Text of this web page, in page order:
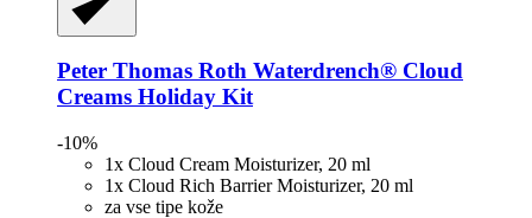
Peter Thomas Roth Waterdrench® Cloud
Creams Holiday Kit
-10%
1x Cloud Cream Moisturizer, 20 ml
1x Cloud Rich Barrier Moisturizer, 20 ml
za vse tipe kože